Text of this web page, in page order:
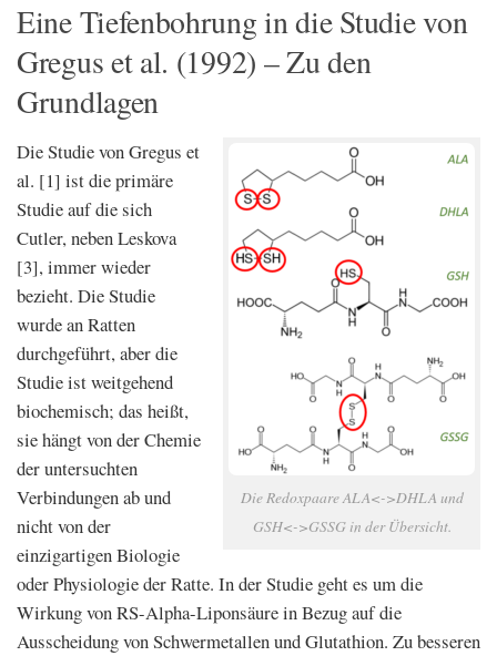
Eine Tiefenbohrung in die Studie von
Gregus et al. (1992) – Zu den
Grundlagen
Die Redoxpaare ALA<->DHLA und
GSH<->GSSG in der Übersicht.
Die Studie von Gregus et
al. [1] ist die primäre
Studie auf die sich
Cutler, neben Leskova
[3], immer wieder
bezieht. Die Studie
wurde an Ratten
durchgeführt, aber die
Studie ist weitgehend
biochemisch; das heißt,
sie hängt von der Chemie
der untersuchten
Verbindungen ab und
nicht von der
einzigartigen Biologie
oder Physiologie der Ratte. In der Studie geht es um die
Wirkung von RS-Alpha-Liponsäure in Bezug auf die
Ausscheidung von Schwermetallen und Glutathion. Zu besseren